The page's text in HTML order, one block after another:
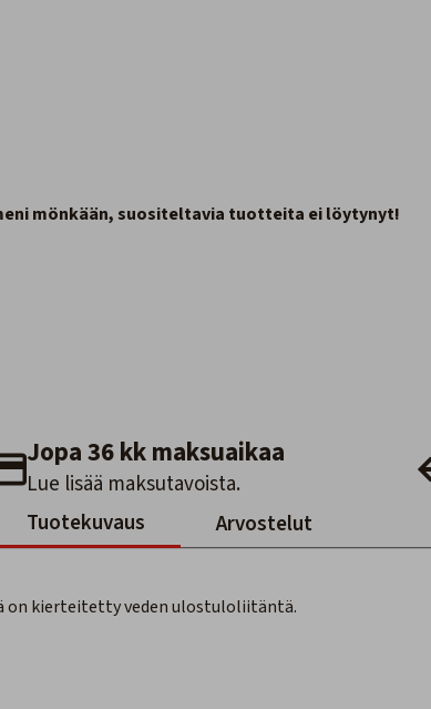
mönkään, suositeltavia tuotteita ei löytynyt!
Jopa 36 kk maksuaikaa
Lue lisää maksutavoista.
Tuotekuvaus
Arvostelut
on kierteitetty veden ulostuloliitäntä.